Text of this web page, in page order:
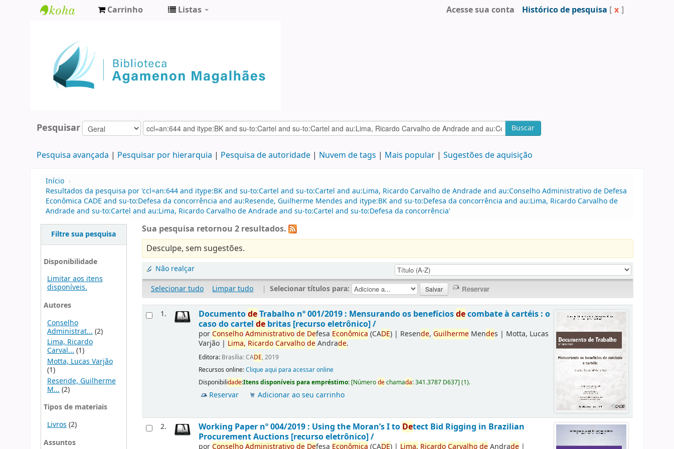
Agamenon
Magalhães
Carrinho Listas Acesse sua conta Histórico de pesquisa [ x ]
Pesquisar Buscar
Pesquisa avançada Pesquisar por hierarquia Pesquisa de autoridade Nuvem de tags Mais popular Sugestões de aquisição
Início ›
Resultados da pesquisa por 'ccl=an:644 and itype:BK and su-to:Cartel and su-to:Cartel and au:Lima, Ricardo Carvalho de Andrade and au:Conselho Administrativo de Defesa
Econômica CADE and su-to:Defesa da concorrência and au:Resende, Guilherme Mendes and itype:BK and su-to:Defesa da concorrência and au:Lima, Ricardo Carvalho de
Andrade and su-to:Cartel and au:Lima, Ricardo Carvalho de Andrade and su-to:Cartel and su-to:Defesa da concorrência'
Filtre sua pesquisa
Disponibilidade
Limitar aos itens
disponíveis.
Autores
Conselho
Administrat... (2)
Lima, Ricardo
Carval...(1)
Motta, Lucas Varjão
(1)
Resende, Guilherme
M... (2)
Tipos de materiais
Livros (2)
Assuntos
Sua pesquisa retornou 2 resultados.
Desculpe, sem sugestões.
Não realçar
Selecionar tudo
Limpar tudo | Selecionar títulos para:
1. DocumentodeTrabalho nº 001/2019 : Mensurando os benefíciosdecombate à cartéis : o
caso do cartelde britas [recurso eletrônico] /
porConselhoAdministrativode Defesa Econômica (CADE) | Resende,Guilherme Mendes | Motta, Lucas
Varjão | Lima, RicardoCarvalhodeAndrade.
Editora: Brasília: CADE, 2019
Recursos online:Clique aqui para acessar online
Disponibilidade:Itens disponíveis para empréstimo: [Númerodechamada:341.3787 D637](1).
Reservar Adicionar ao seu carrinho
2. Working Paper nº 004/2019 : Using the Moran’s I to Detect Bid Rigging in Brazilian
Procurement Auctions [recurso eletrônico] /